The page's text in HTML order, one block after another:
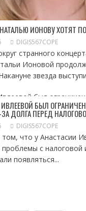
ИОНОВУ ХОТЯТ
DIGIS567COPE
странного
Ионовой
звезда
БЫЛ
ДОЛГА ПЕРЕД
DIGIS567COPE
что у Анастасии
проблемы с налоговой
появляться...